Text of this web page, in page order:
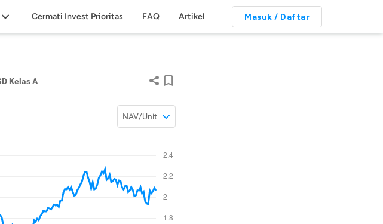
Cermati Invest Prioritas FAQ Artikel Masuk / Daftar
Kelas A
NAV/Unit